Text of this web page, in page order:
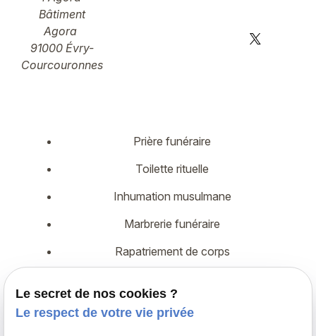
Bâtiment
Agora
91000 Évry-
Courcouronnes
Prière funéraire
Toilette rituelle
Inhumation musulmane
Marbrerie funéraire
Rapatriement de corps
Assurance décès
Le secret de nos cookies ?
Le respect de votre vie privée